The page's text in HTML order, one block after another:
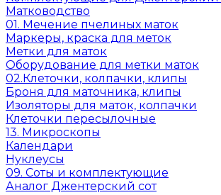
Матководство
01. Мечение пчелиных маток
Маркеры, краска для меток
Метки для маток
Оборудование для метки маток
02.Клеточки, колпачки, клипы
Броня для маточника, клипы
Изоляторы для маток, колпачки
Клеточки пересылочные
13. Микроскопы
Календари
Нуклеусы
09. Соты и комплектующие
Аналог Джентерский сот